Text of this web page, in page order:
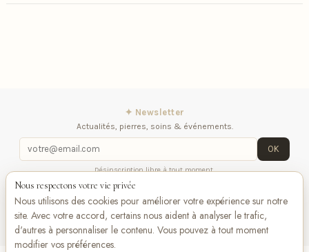
✦ Newsletter
Actualités, pierres, soins & événements.
OK
Désinscription libre à tout moment.
iqitlinksmanager module
nous
Nous respectons votre vie privée
Nous utilisons des cookies pour améliorer votre expérience sur notre
site. Avec votre accord, certains nous aident à analyser le trafic,
d'autres à personnaliser le contenu. Vous pouvez à tout moment
modifier vos préférences.